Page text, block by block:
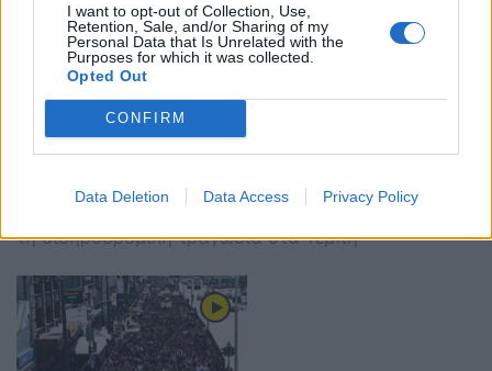
I want to opt-out of Collection, Use,
Retention, Sale, and/or Sharing of my
Personal Data that Is Unrelated with the
Purposes for which it was collected.
Opted Out
CONFIRM
Data Deletion Data Access Privacy Policy
ΠΝΟ: Δεμένα τα πλοία στον Πειραιά την
Τετάρτη
Αποφάσισε σε σημερινή της συνεδρίαση η
τη σιδηροδρομική τραγωδία στα Τέμπη